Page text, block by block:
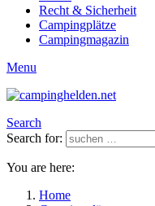
Recht & Sicherheit
Campingplätze
Campingmagazin
Menu
Search
Search for:
You are here:
Home